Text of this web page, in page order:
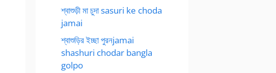
শ্বাশুড়ী মা চুদা sasuri ke choda
jamai
শ্বাশুড়ির ইচ্ছা পুরনjamai
shashuri chodar bangla
golpo